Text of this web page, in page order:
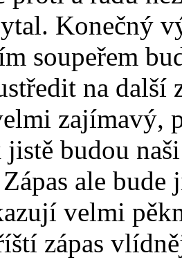
Konečný
soupeřem
na další
zajímavý,
jistě budou
ale
velmi
zápas